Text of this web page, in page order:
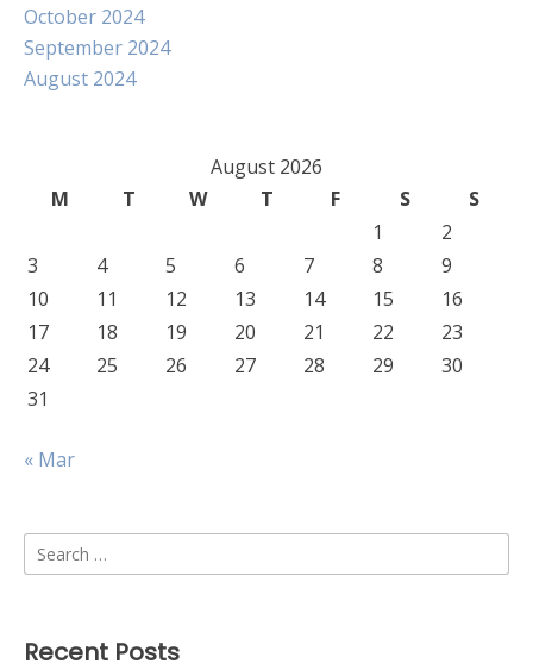
October 2024
September 2024
August 2024
August 2026
M
T W T F S
S
1
2
3
4 5 6 7 8
9
10
11 12 13 14 15
16
17
18 19 20 21 22
23
24
25 26 27 28 29
30
31
« Mar
Search
for:
Recent Posts